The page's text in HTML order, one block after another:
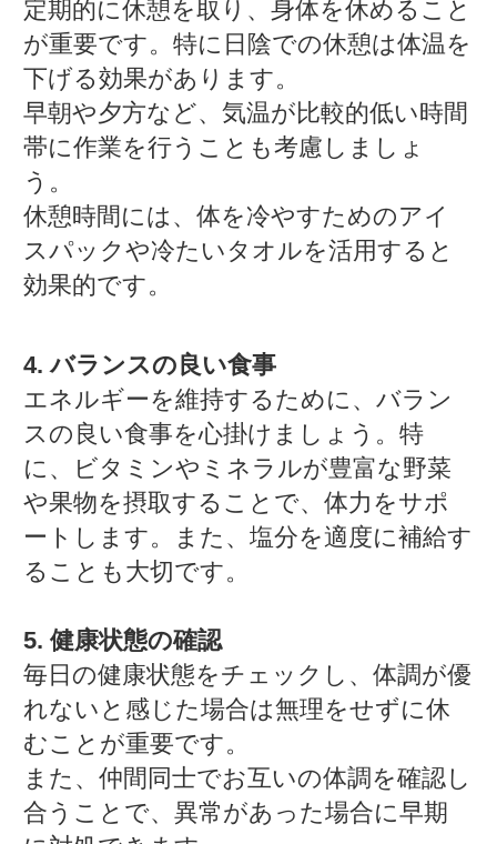
定期的に休憩を取り、身体を休めること
が重要です。特に日陰での休憩は体温を
下げる効果があります。
早朝や夕方など、気温が比較的低い時間
帯に作業を行うことも考慮しましょ
う。
休憩時間には、体を冷やすためのアイ
スパックや冷たいタオルを活用すると
効果的です。
4. バランスの良い食事
エネルギーを維持するために、バラン
スの良い食事を心掛けましょう。特
に、ビタミンやミネラルが豊富な野菜
や果物を摂取することで、体力をサポ
ートします。また、塩分を適度に補給す
ることも大切です。
5. 健康状態の確認
毎日の健康状態をチェックし、体調が優
れないと感じた場合は無理をせずに休
むことが重要です。
また、仲間同士でお互いの体調を確認し
合うことで、異常があった場合に早期